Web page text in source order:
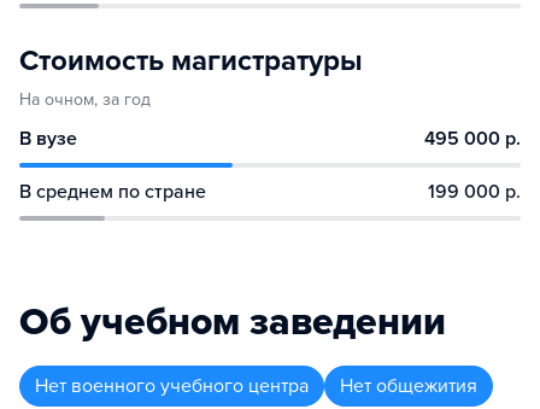
Стоимость магистратуры
На очном, за год
В вузе 495 000 р.
В среднем по стране 199 000 р.
Об учебном заведении
Нет военного учебного центра Нет общежития